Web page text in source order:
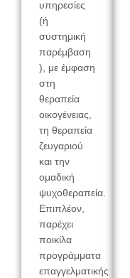
υπηρεσίες
(ή
συστημική
παρέμβαση
), με έμφαση
στη
θεραπεία
οικογένειας,
τη θεραπεία
ζευγαριού
και την
ομαδική
ψυχοθεραπεία.
Επιπλέον,
παρέχει
ποικίλα
προγράμματα
επαγγελματικής